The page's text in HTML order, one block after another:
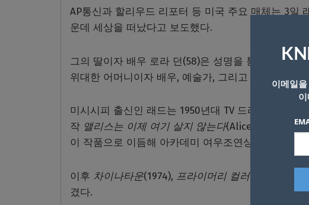
AP통신과 할리우드 리포터 등 미국 주요 매체는 3일
운데 세상을 떠났다고 보도했다.
그의 딸이자 배우 로라 던(58)은 성명을 통해 “어머
위대한 어머니이자 배우, 예술가, 그리고 공감의 화신
미시시피 출신인 래드는 1950년대 TV 드라마를 통해
작 앨리스는 이제 여기 살지 않는다(Alice Doesn’t
이 작품으로 이듬해 아카데미 여우조연상 후보에 올랐
이후 차이나타운(1974), 프라이머리 컬러스
겼다.
이메일